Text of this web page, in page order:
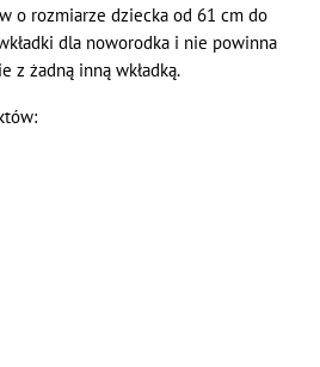
o rozmiarze dziecka od 61 cm do
dla noworodka i nie powinna
z żadną inną wkładką.